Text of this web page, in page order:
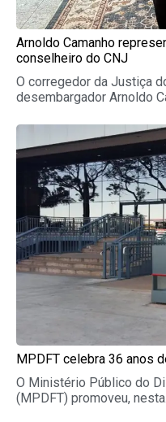
Arnoldo Camanho
conselheiro do CNJ
O corregedor da Justiça
desembargador Arnoldo
MPDFT celebra 36 anos
O Ministério Público do
(MPDFT) promoveu,